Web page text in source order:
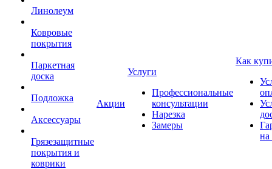
Линолеум
Ковровые
покрытия
Паркетная
доска
Подложка
Аксессуары
Грязезащитные
покрытия и
коврики
Акции
Услуги
Профессиональные
консультации
Нарезка
Замеры
Как
на